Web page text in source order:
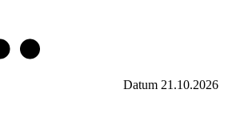
Datum 21.10.2026